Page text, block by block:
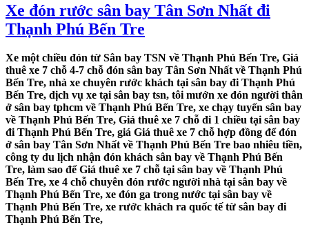
Xe đón rước sân bay Tân Sơn Nhất đi
Thạnh Phú Bến Tre
Xe một chiều đón từ Sân bay TSN về Thạnh Phú Bến Tre, Giá
thuê xe 7 chỗ 4-7 chỗ đón sân bay Tân Sơn Nhất về Thạnh Phú
Bến Tre, nhà xe chuyên rước khách tại sân bay đi Thạnh Phú
Bến Tre, dịch vụ xe tại sân bay tsn, tôi mướn xe đón người thân
ở sân bay tphcm về Thạnh Phú Bến Tre, xe chạy tuyến sân bay
về Thạnh Phú Bến Tre, Giá thuê xe 7 chỗ đi 1 chiều tại sân bay
đi Thạnh Phú Bến Tre, giá Giá thuê xe 7 chỗ hợp đồng để đón
ở sân bay Tân Sơn Nhất về Thạnh Phú Bến Tre bao nhiêu tiền,
công ty du lịch nhận đón khách sân bay về Thạnh Phú Bến
Tre, làm sao để Giá thuê xe 7 chỗ tại sân bay về Thạnh Phú
Bến Tre, xe 4 chỗ chuyên đón rước người nhà tại sân bay về
Thạnh Phú Bến Tre, xe đón ga trong nước tại sân bay về
Thạnh Phú Bến Tre, xe rước khách ra quốc tế từ sân bay đi
Thạnh Phú Bến Tre,